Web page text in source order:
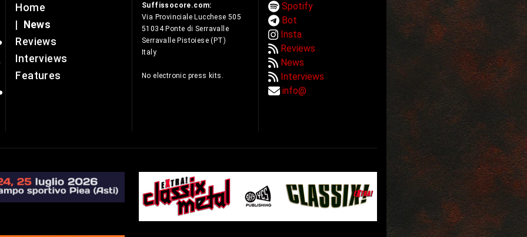
Home
News
Reviews
Interviews
Features
Suffissocore.com:
Via Provinciale Lucchese 505
51034 Ponte di Serravalle
Serravalle Pistoiese (PT)
Italy
No electronic press kits.
Spotify
Bot
Insta
Reviews
News
Interviews
info@